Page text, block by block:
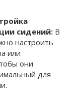
сидений: В
настроить
или
они
для